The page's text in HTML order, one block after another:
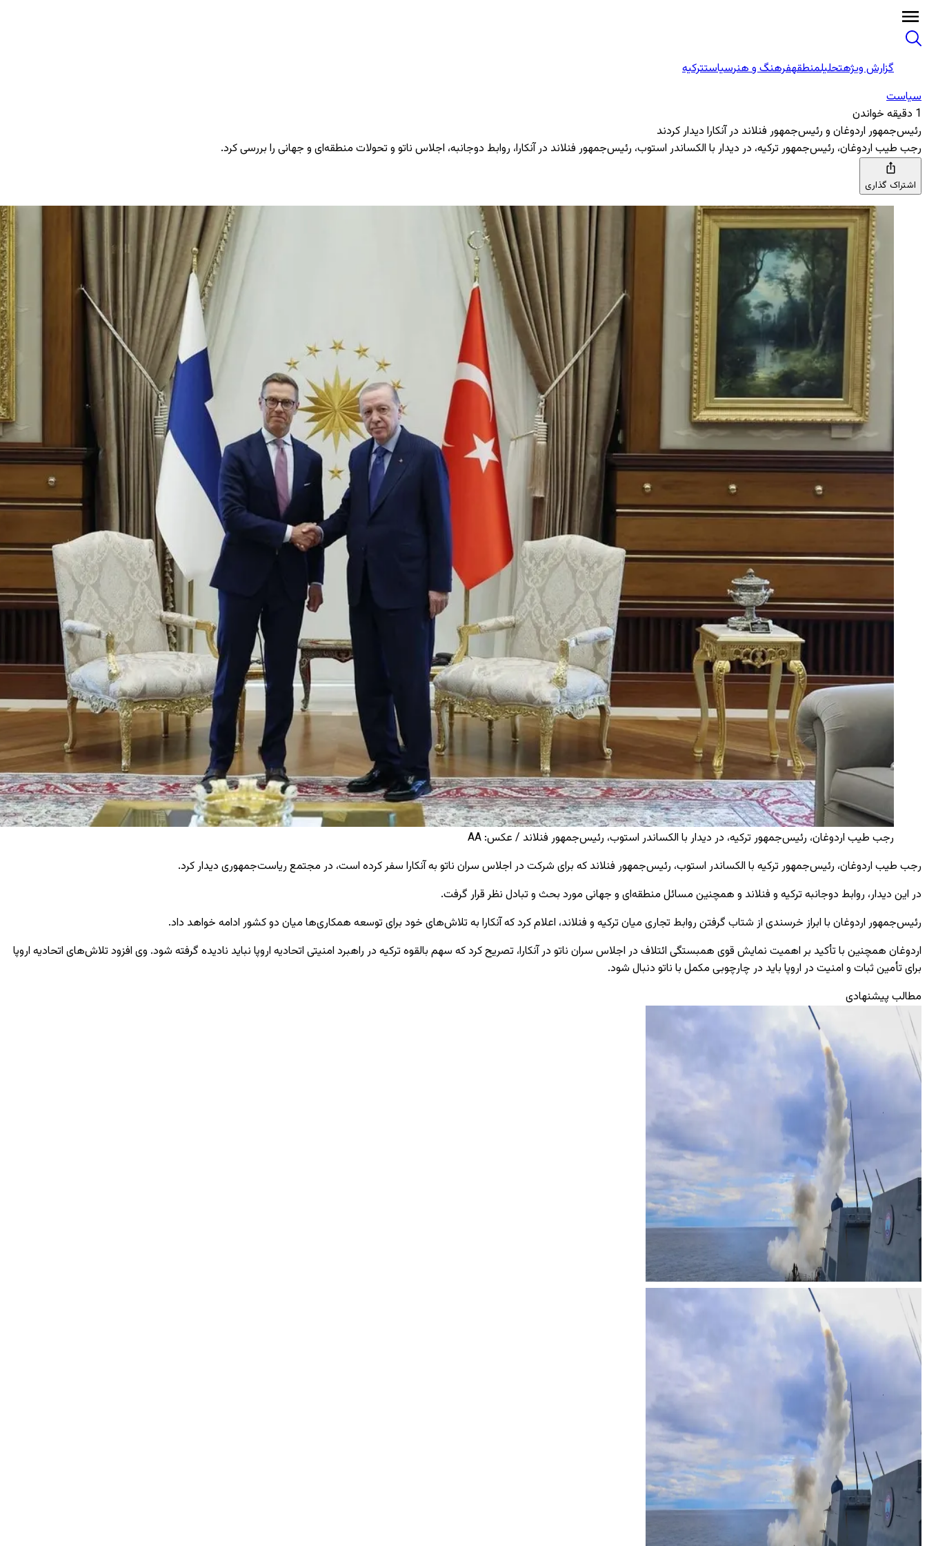
گزارش ویژهتحلیلمنطقهفرهنگ و هنرسیاستترکیه
سیاست
1 دقیقه خواندن
رئیس‌جمهور اردوغان و رئیس‌جمهور فنلاند در آنکارا دیدار کردند
رجب طیب اردوغان، رئیس‌جمهور ترکیه، در دیدار با الکساندر استوب، رئیس‌جمهور فنلاند در آنکارا، روابط دوجانبه، اجلاس ناتو و تحولات منطقه‌ای و جهانی را بررسی کرد.
اشتراک گذاری
رجب طیب اردوغان، رئیس‌جمهور ترکیه، در دیدار با الکساندر استوب، رئیس‌جمهور فنلاند / عکس: AA
رجب طیب اردوغان، رئیس‌جمهور ترکیه با الکساندر استوب، رئیس‌جمهور فنلاند که برای شرکت در اجلاس سران ناتو به آنکارا سفر کرده است، در مجتمع ریاست‌جمهوری دیدار کرد.
در این دیدار، روابط دوجانبه ترکیه و فنلاند و همچنین مسائل منطقه‌ای و جهانی مورد بحث و تبادل نظر قرار گرفت.
رئیس‌جمهور اردوغان با ابراز خرسندی از شتاب گرفتن روابط تجاری میان ترکیه و فنلاند، اعلام کرد که آنکارا به تلاش‌های خود برای توسعه همکاری‌ها میان دو کشور ادامه خواهد داد.
اردوغان همچنین با تأکید بر اهمیت نمایش قوی همبستگی ائتلاف در اجلاس سران ناتو در آنکارا، تصریح کرد که سهم بالقوه ترکیه در راهبرد امنیتی اتحادیه اروپا نباید نادیده گرفته شود. وی افزود تلاش‌های اتحادیه اروپا
برای تأمین ثبات و امنیت در اروپا باید در چارچوبی مکمل با ناتو دنبال شود.
مطالب پیشنهادی